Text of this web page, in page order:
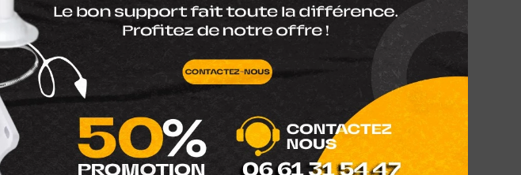
Type de Caméra:Camera Sans Fil
Eclairage
Couleur (LED)
Types D'objectifs
Fixed-focal
Résolution
4MP
Conditions générales
Garantie satisfait ou remboursé de 7 jours
Expédition : 2-4 jours ouvrables